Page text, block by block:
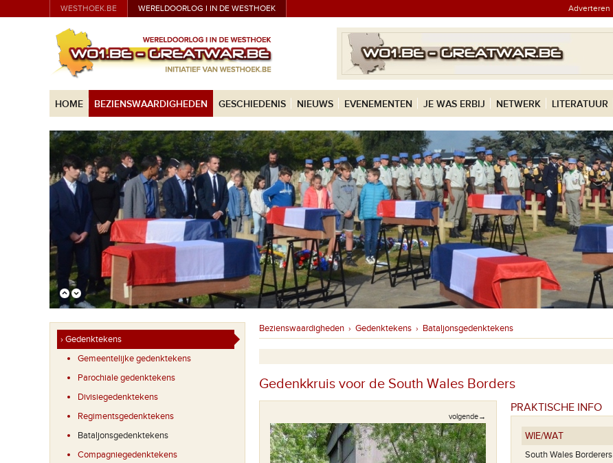
WESTHOEK.BE WERELDOORLOG I IN DE WESTHOEK Adverteren
HOME BEZIENSWAARDIGHEDEN GESCHIEDENIS NIEUWS EVENEMENTEN JE WAS ERBIJ NETWERK LITERATUUR
› Gedenktekens
Gemeentelijke gedenktekens
Parochiale gedenktekens
Divisiegedenktekens
Regimentsgedenktekens
Bataljonsgedenktekens
Compagniegedenktekens
Bezienswaardigheden › Gedenktekens › Bataljonsgedenktekens
Gedenkkruis voor de South Wales Borders
volgende→
PRAKTISCHE INFO
WIE/WAT
South Wales Borderers